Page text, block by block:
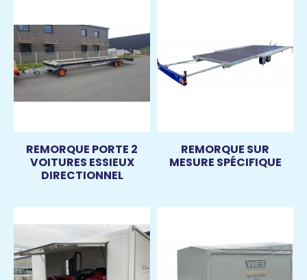
REMORQUE PORTE 2
VOITURES ESSIEUX
DIRECTIONNEL
REMORQUE SUR
MESURE SPÉCIFIQUE